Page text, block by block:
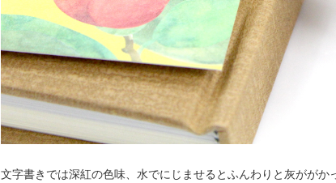
文字書きでは深紅の色味、水でにじませるとふんわりと灰がが